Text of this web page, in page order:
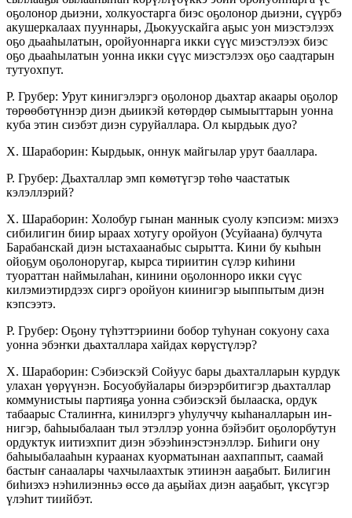
оҕолонор дьиэни, холкуостарга биэс оҕолонор дьиэни, сүүрбэ
акушеркалаах пууннары, Дьокуускайга аҕыс уон миэстэлээх
оҕо дьааһылатын, оро­йуон­нарга икки сүүс миэстэлээх биэс
оҕо дьаа­һылатын уонна икки сүүс миэстэлээх оҕо саад­тарын
тутуохпут.
Р. Грубер: Урут кинигэлэргэ оҕолонор дьах­тар акаары оҕолор
төрөөбөтүннэр диэн дьиикэй көтөрдөр сымыыттарын уонна
куба этин сиэбэт диэн суруйаллара. Ол кырдьык дуо?
Х. Шараборин: Кырдьык, оннук майгылар урут бааллара.
Р. Грубер: Дьахталлар эмп көмөтүгэр төһө чаастатык
кэлэллэрий?
Х. Шараборин: Холобур гынан маннык суолу кэпсиэм: миэхэ
сибилигин биир ыраах хотугу оройуон (Усуйаана) булчута
Барабанскай диэн ыстахаанабыс сырытта. Кини бу кыһын
ойоҕум оҕолоноругар, кырса тириитин сүлэр киһини
туораттан наймылаһан, кинини оҕолонноро икки сүүс
килэмиэтирдээх сиргэ оройуон киинигэр ыыппытым диэн
кэпсээтэ.
Р. Грубер: Оҕону түһэттэриини бобор туһунан сокуону саха
уонна эбэҥки дьахталлара хайдах көрүстүлэр?
Х. Шараборин: Сэбиэскэй Сойуус бары дьах­тал­ларын курдук
улахан үөрүүнэн. Босуобуйала­ры биэрэрбитигэр дьахталлар
коммунистыы партия­ҕа уонна сэбиэскэй былааска, ордук
табаарыс Ста­лиҥ­ҥа, кинилэргэ уһулуччу кыһаналларын ин­
нигэр, ба­һыы­балаан тыл этэллэр уонна бэ­йэбит оҕолорбу­тун
ордуктук иитиэхпит диэн эбээ­һинэстэнэллэр. Би­һиги ону
баһыыбалааһын ку­раанах куорматынан аахпаппыт, саамай
бастыҥ санаалары чахчылаахтык этиинэн ааҕабыт. Билигин
биһиэхэ нэһилиэнньэ өссө да аҕыйах диэн ааҕа­быт, үксүгэр
үлэһит тиийбэт.